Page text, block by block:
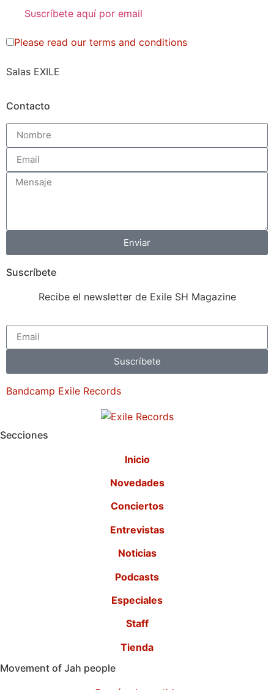
Please read our terms and conditions
Salas EXILE
Contacto
Enviar
Suscríbete
Recibe el newsletter de Exile SH Magazine
Suscríbete
Bandcamp Exile Records
Secciones
Inicio
Novedades
Conciertos
Entrevistas
Noticias
Podcasts
Especiales
Staff
Tienda
Movement of Jah people